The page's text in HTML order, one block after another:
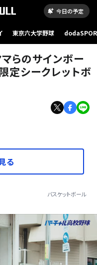
今日の予定
東京六大学野球
らのサインボー
シークレットボ
る
バスケットボール